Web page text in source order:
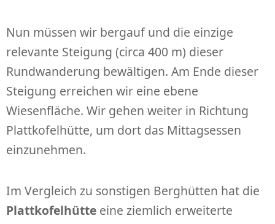
Nun müssen wir bergauf und die einzige
relevante Steigung (circa 400 m) dieser
Rundwanderung bewältigen. Am Ende dieser
Steigung erreichen wir eine ebene
Wiesenfläche. Wir gehen weiter in Richtung
Plattkofelhütte, um dort das Mittagsessen
einzunehmen.
Im Vergleich zu sonstigen Berghütten hat die
Plattkofelhütte eine ziemlich erweiterte